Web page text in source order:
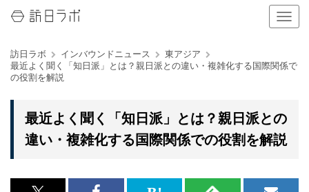
ナ
ビ
ー
シ
の
表
示
訪日ラボ インバウンドニュース
東アジア
最近よく聞く「知日派」とは？親日派との違い・複雑化する国際関係で
の役割を解説
最近よく聞く「知日派」とは？親日派との
違い・複雑化する国際関係での役割を解説